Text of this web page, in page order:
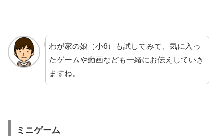
わが家の娘（小6）も試してみて、気に入っ
たゲームや動画なども一緒にお伝えしていき
ますね。
ミニゲーム